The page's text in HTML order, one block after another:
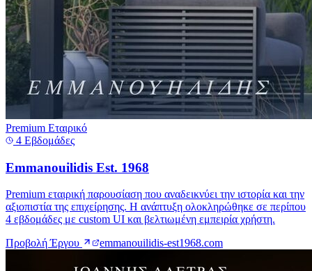
Προβολή Έργου emmanouilidis-est1968.com